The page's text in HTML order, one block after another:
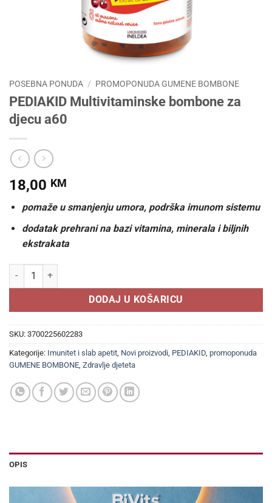
POSEBNA PONUDA / PROMOPONUDA GUMENE BOMBONE
PEDIAKID Multivitaminske bombone za
djecu a60
18,00 KM
pomaže u smanjenju umora, podrška imunom sistemu
dodatak prehrani na bazi vitamina, minerala i biljnih
ekstrakata
PEDIAKID Multivitaminske bombone za djecu a60 količina
DODAJ U KOŠARICU
SKU: 3700225602283
Kategorije: Imunitet i slab apetit Novi proizvodi PEDIAKID promoponuda
GUMENE BOMBONE Zdravlje djeteta
OPIS